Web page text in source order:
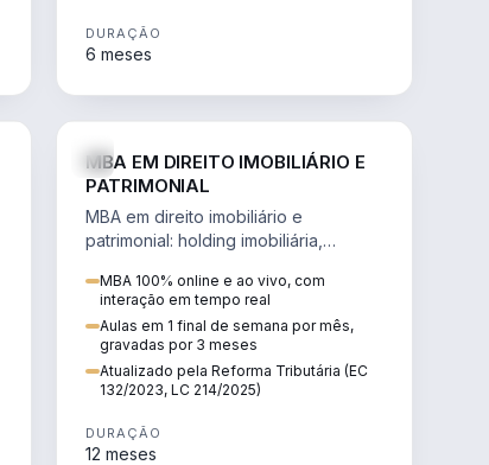
DURAÇÃO
6 meses
MBA EM DIREITO IMOBILIÁRIO E
PATRIMONIAL
MBA em direito imobiliário e
patrimonial: holding imobiliária,
contratos e impactos da Reforma
Tributária.
MBA 100% online e ao vivo, com
interação em tempo real
Aulas em 1 final de semana por mês,
gravadas por 3 meses
Atualizado pela Reforma Tributária (EC
132/2023, LC 214/2025)
DURAÇÃO
12 meses